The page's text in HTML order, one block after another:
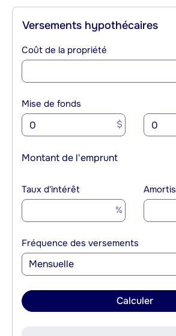
Versements hypothécaires
Coût de la propriété
Mise de fonds
$
Montant de l'emprunt
Taux d'intérêt
%
Fréquence des versements
Mensuelle
Calculer